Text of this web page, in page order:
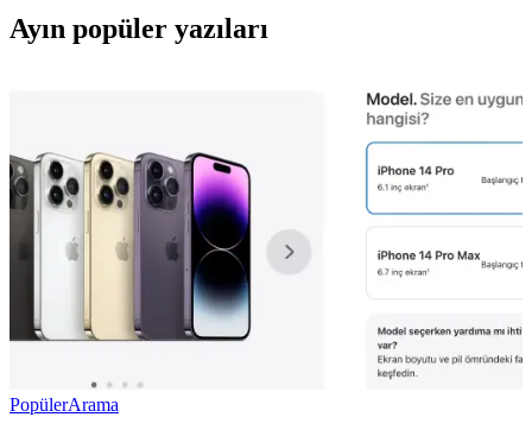
Ayın popüler yazıları
PopülerArama